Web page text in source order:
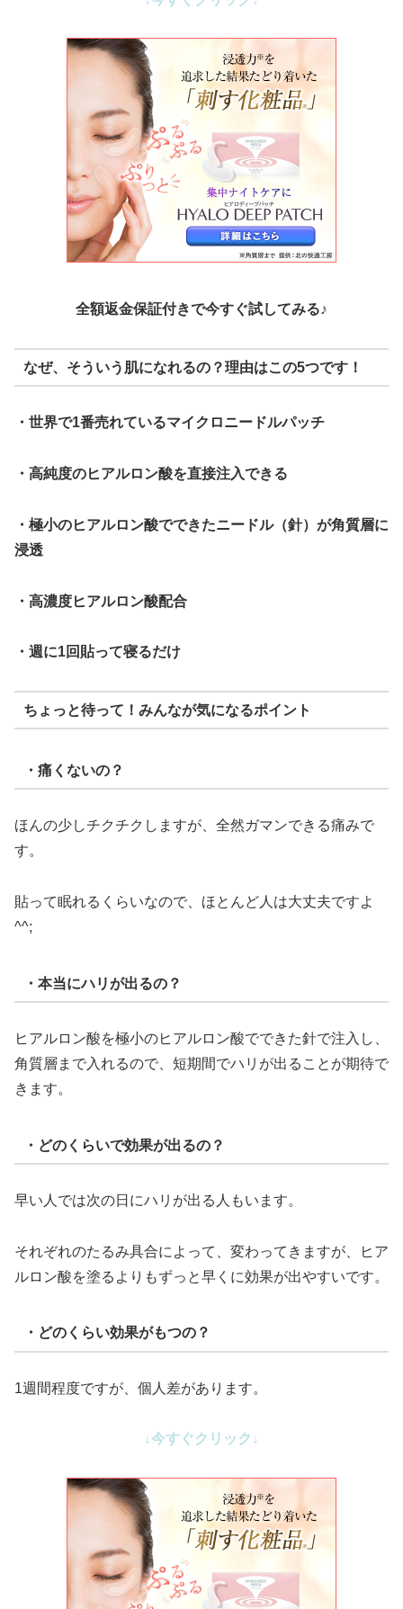
全額返金保証付きで今すぐ試してみる♪
なぜ、そういう肌になれるの？理由はこの5つです！
・世界で1番売れているマイクロニードルパッチ
・高純度のヒアルロン酸を直接注入できる
・極小のヒアルロン酸でできたニードル（針）が角質層に
浸透
・高濃度ヒアルロン酸配合
・週に1回貼って寝るだけ
ちょっと待って！みんなが気になるポイント
・痛くないの？
ほんの少しチクチクしますが、全然ガマンできる痛みで
す。
貼って眠れるくらいなので、ほとんど人は大丈夫ですよ
^^;
・本当にハリが出るの？
ヒアルロン酸を極小のヒアルロン酸でできた針で注入し、
角質層まで入れるので、短期間でハリが出ることが期待で
きます。
・どのくらいで効果が出るの？
早い人では次の日にハリが出る人もいます。
それぞれのたるみ具合によって、変わってきますが、ヒア
ルロン酸を塗るよりもずっと早くに効果が出やすいです。
・どのくらい効果がもつの？
1週間程度ですが、個人差があります。
↓今すぐクリック↓